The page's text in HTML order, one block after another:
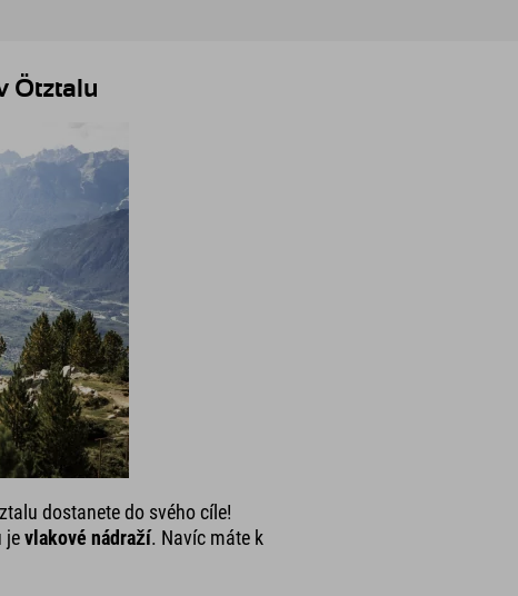
Ötztalu
dostanete do svého cíle!
jevlakové nádraží. Navíc máte k